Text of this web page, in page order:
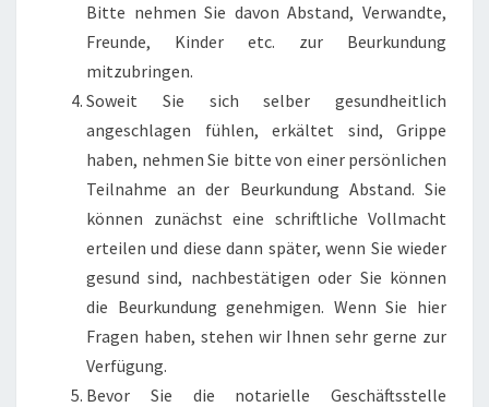
Bitte nehmen Sie davon Abstand, Verwandte,
Freunde, Kinder etc. zur Beurkundung
mitzubringen.
Soweit Sie sich selber gesundheitlich
angeschlagen fühlen, erkältet sind, Grippe
haben, nehmen Sie bitte von einer persönlichen
Teilnahme an der Beurkundung Abstand. Sie
können zunächst eine schriftliche Vollmacht
erteilen und diese dann später, wenn Sie wieder
gesund sind, nachbestätigen oder Sie können
die Beurkundung genehmigen. Wenn Sie hier
Fragen haben, stehen wir Ihnen sehr gerne zur
Verfügung.
Bevor Sie die notarielle Geschäftsstelle